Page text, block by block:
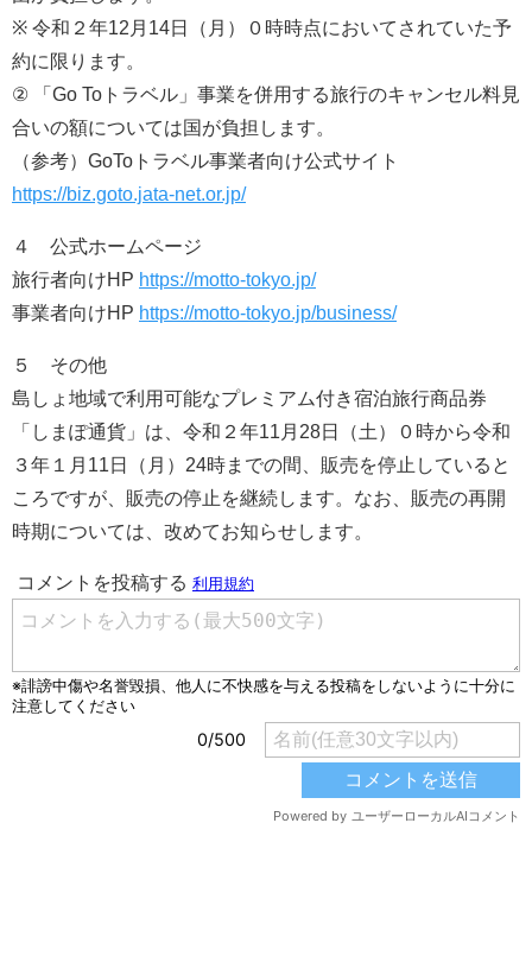
※ 令和２年12月14日（月）０時時点においてされていた予
約に限ります。
② 「Go Toトラベル」事業を併用する旅行のキャンセル料見
合いの額については国が負担します。
（参考）GoToトラベル事業者向け公式サイト
https://biz.goto.jata-net.or.jp/
４ 公式ホームページ
旅行者向けHP https://motto-tokyo.jp/
事業者向けHP https://motto-tokyo.jp/business/
５ その他
島しょ地域で利用可能なプレミアム付き宿泊旅行商品券
「しまぽ通貨」は、令和２年11月28日（土）０時から令和
３年１月11日（月）24時までの間、販売を停止していると
ころですが、販売の停止を継続します。なお、販売の再開
時期については、改めてお知らせします。